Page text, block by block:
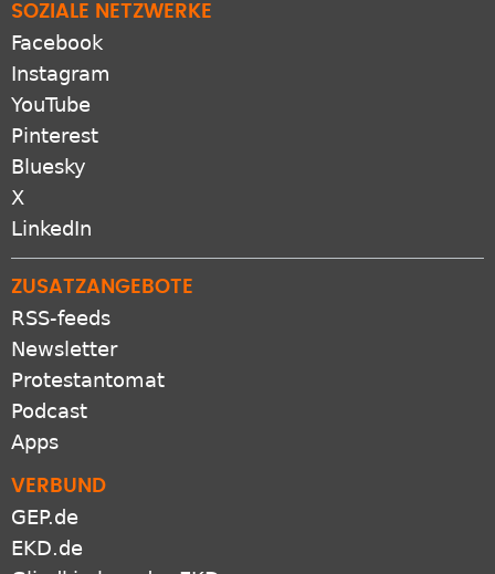
SOZIALE NETZWERKE
Facebook
Instagram
YouTube
Pinterest
Bluesky
X
LinkedIn
ZUSATZANGEBOTE
RSS-feeds
Newsletter
Protestantomat
Podcast
Apps
VERBUND
GEP.de
EKD.de